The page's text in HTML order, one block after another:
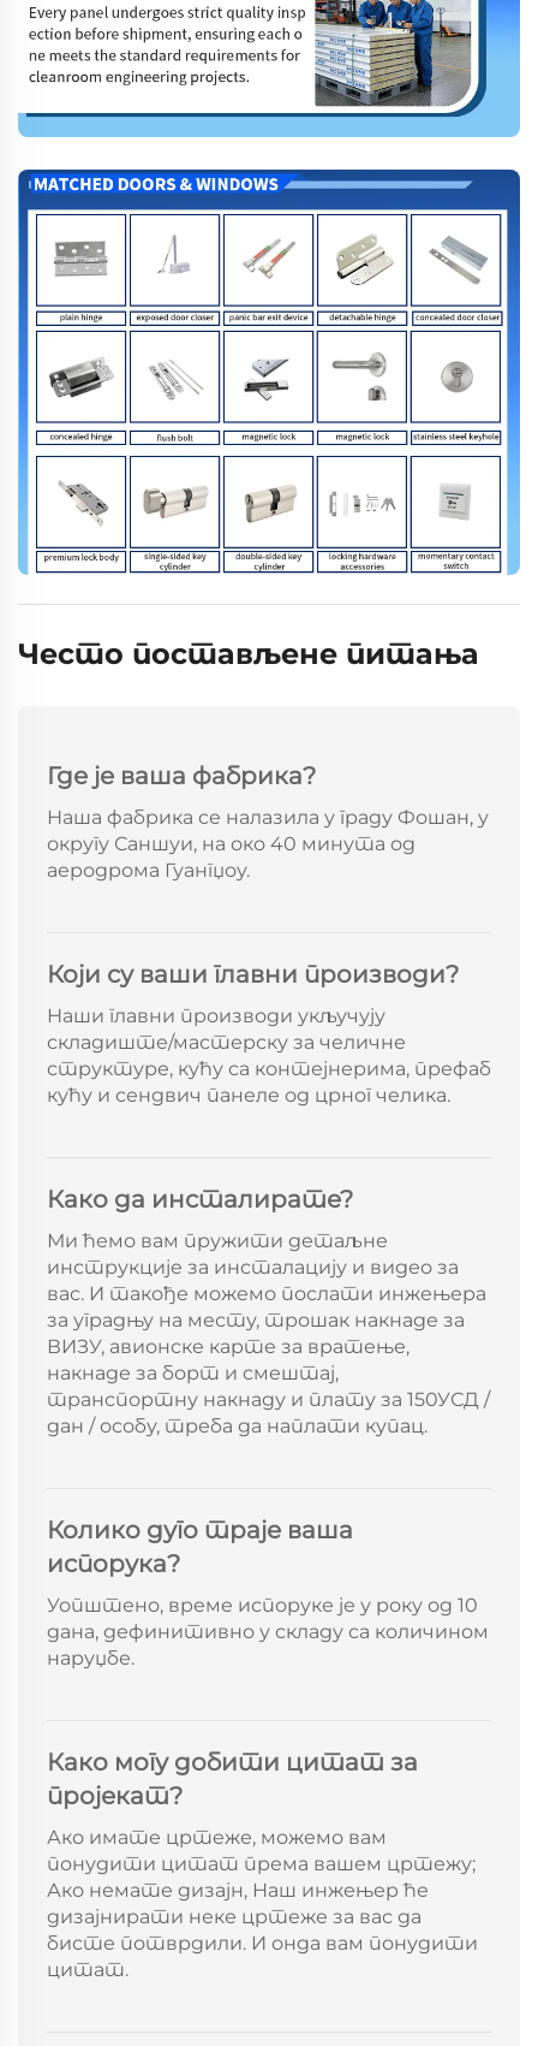
Често постављене питања
Где је ваша фабрика?
Наша фабрика се налазила у граду Фошан, у
округу Саншуи, на око 40 минута од
аеродрома Гуангџоу.
Који су ваши главни производи?
Наши главни производи укључују
складиште/мастерску за челичне
структуре, кућу са контејнерима, префаб
кућу и сендвич панеле од црног челика.
Како да инсталирате?
Ми ћемо вам пружити детаљне
инструкције за инсталацију и видео за
вас. И такође можемо послати инжењера
за уградњу на месту, трошак накнаде за
ВИЗУ, авионске карте за вратење,
накнаде за борт и смештај,
транспортну накнаду и плату за 150УСД /
дан / особу, треба да наплати купац.
Колико дуго траје ваша
испорука?
Уопштено, време испоруке је у року од 10
дана, дефинитивно у складу са количином
наруџбе.
Како могу добити цитат за
пројекат?
Ако имате цртеже, можемо вам
понудити цитат према вашем цртежу;
Ако немате дизајн, Наш инжењер ће
дизајнирати неке цртеже за вас да
бисте потврдили. И онда вам понудити
цитат.